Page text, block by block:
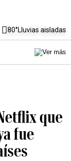
80°Lluvias aisladas
que
fue